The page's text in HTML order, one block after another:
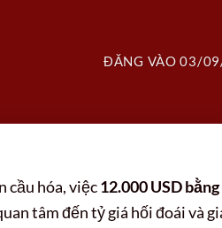
ĐĂNG VÀO03/
cầu hóa, việc12.000 USD
tâm đến tỷ giá hối đoái và